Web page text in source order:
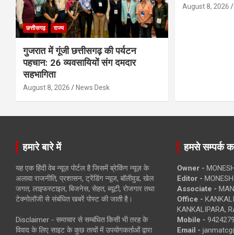
छत्तीसगढ़ राज्य
गुजरात में गूंजी छत्तीसगढ़ की पर्यटन
पहचान: 26 व्यवसायियों संग दमदार
सहभागिता
August 8, 2026 News Desk
August 8, 2026
हमारे बारे में
यह एक हिंदी वेब न्यूज़ पोर्टल है जिसमें ब्रेकिंग न्यूज़ के
अलावा राजनीति, प्रशासन, ट्रेंडिंग न्यूज, बॉलीवुड, खेल
जगत, लाइफस्टाइल, बिजनेस, सेहत, ब्यूटी, रोजगार तथा
टेक्नोलॉजी से संबंधित खबरें पोस्ट की जाती है।
Disclaimer - समाचार से सम्बंधित किसी भी तरह के
विवाद के लिए साइट के कुछ तत्वों में उपयोगकर्ताओं द्वारा
हमसे सम्पर्क
Owner -
Editor -
Associate -
Office -
KANKALIPARA,
Mobile -
Email -